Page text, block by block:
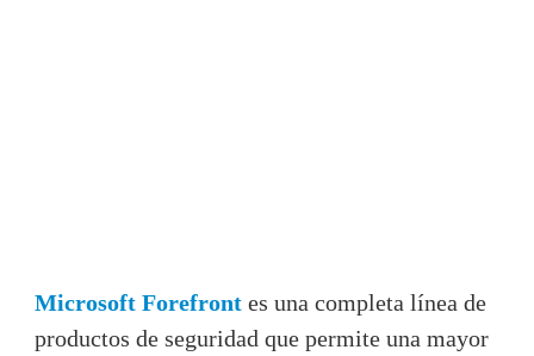
Microsoft Forefront es una completa línea de
productos de seguridad que permite una mayor